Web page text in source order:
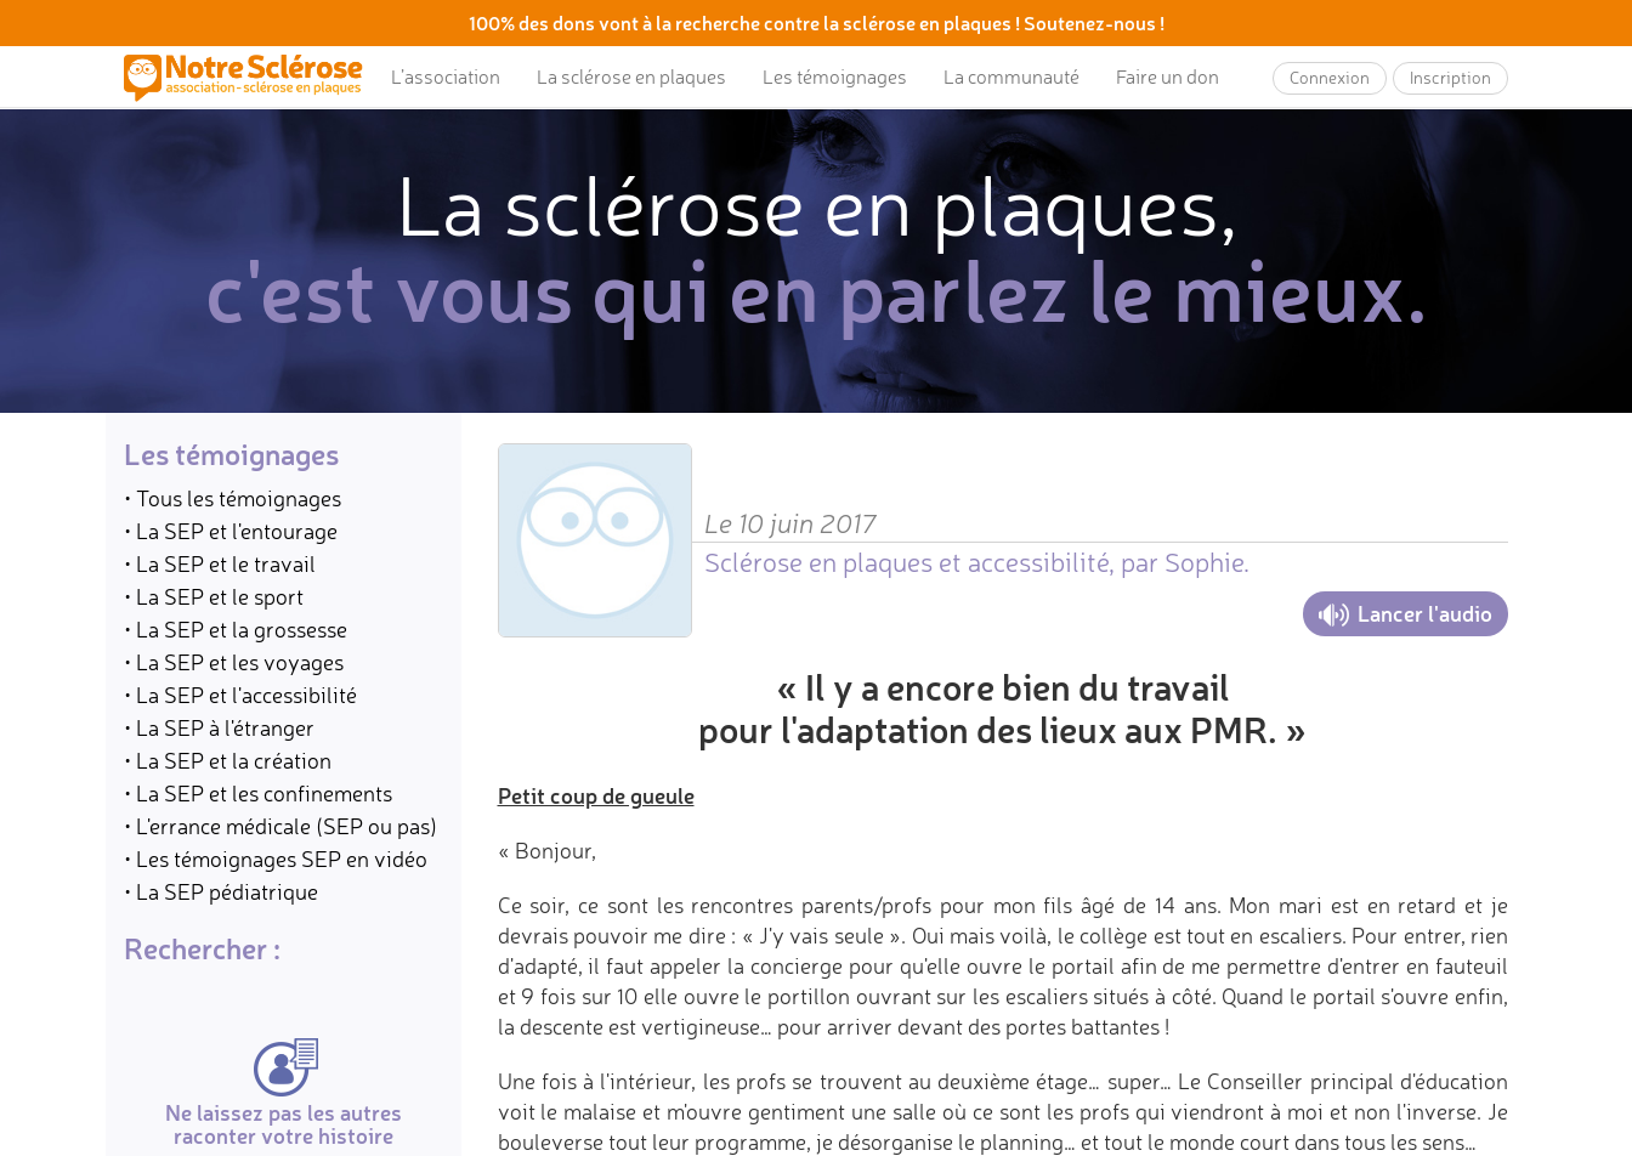
100% des dons vont à la recherche contre la sclérose en plaques ! Soutenez-nous !
L’association La sclérose en plaques Les témoignages La communauté Faire un don Connexion Inscription
La sclérose en plaques,
c'est vous qui en parlez le mieux.
Les témoignages
• Tous les témoignages
• La SEP et l'entourage
• La SEP et le travail
• La SEP et le sport
• La SEP et la grossesse
• La SEP et les voyages
• La SEP et l'accessibilité
• La SEP à l'étranger
• La SEP et la création
• La SEP et les confinements
• L'errance médicale (SEP ou pas)
• Les témoignages SEP en vidéo
• La SEP pédiatrique
Rechercher :
Ne laissez pas les autres
raconter votre histoire
Le 10 juin 2017
Sclérose en plaques et accessibilité, par Sophie.
Lancer l'audio
« Il y a encore bien du travail
pour l'adaptation des lieux aux PMR. »
Petit coup de gueule
« Bonjour,
Ce soir, ce sont les rencontres parents/profs pour mon fils âgé de 14 ans. Mon mari est en retard et je
devrais pouvoir me dire : « J'y vais seule ». Oui mais voilà, le collège est tout en escaliers. Pour entrer, rien
d'adapté, il faut appeler la concierge pour qu'elle ouvre le portail afin de me permettre d'entrer en fauteuil
et 9 fois sur 10 elle ouvre le portillon ouvrant sur les escaliers situés à côté. Quand le portail s'ouvre enfin,
la descente est vertigineuse… pour arriver devant des portes battantes !
Une fois à l'intérieur, les profs se trouvent au deuxième étage… super… Le Conseiller principal d'éducation
voit le malaise et m'ouvre gentiment une salle où ce sont les profs qui viendront à moi et non l'inverse. Je
bouleverse tout leur programme, je désorganise le planning… et tout le monde court dans tous les sens…